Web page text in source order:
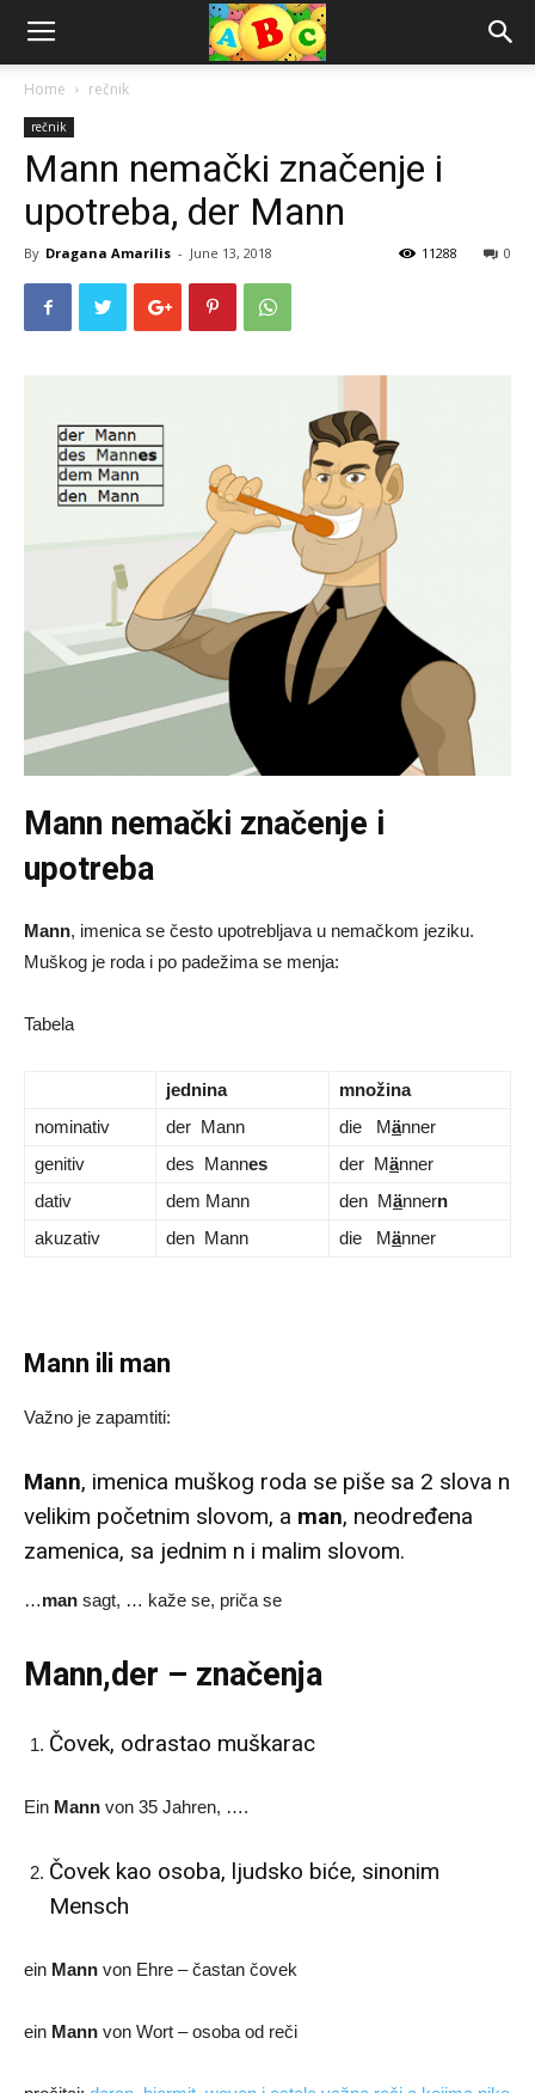
Home rečnik
rečnik
Mann nemački značenje i
upotreba, der Mann
By Dragana Amarilis - June 13, 2018 0
11288
Mann nemački značenje i
upotreba
Mann, imenica se često upotrebljava u nemačkom jeziku.
Muškog je roda i po padežima se menja:
Tabela
jednina
množina
nominativ
der Mann die Männer
genitiv
des Mannes der Männer
dativ
dem Mann den Männern
akuzativ
den Mann die Männer
Mann ili man
Važno je zapamtiti:
Mann, imenica muškog roda se piše sa 2 slova n
velikim početnim slovom, a man, neodređena
zamenica, sa jednim n i malim slovom.
…man sagt, … kaže se, priča se
Mann,der – značenja
Čovek, odrastao muškarac
Ein Mann von 35 Jahren, ….
Čovek kao osoba, ljudsko biće, sinonim
Mensch
ein Mann von Ehre – častan čovek
ein Mann von Wort – osoba od reči